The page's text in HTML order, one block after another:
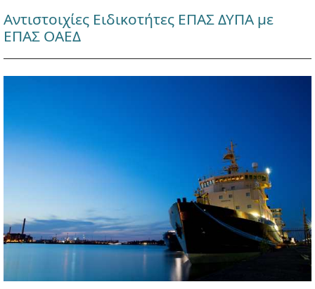
Αντιστοιχίες Ειδικοτήτες ΕΠΑΣ ΔΥΠΑ με
ΕΠΑΣ ΟΑΕΔ